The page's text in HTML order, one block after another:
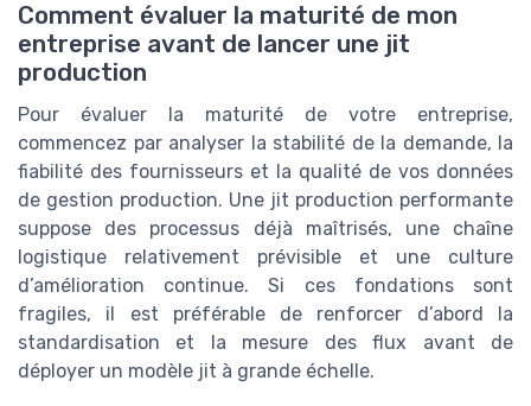
Comment évaluer la maturité de mon
entreprise avant de lancer une jit
production
Pour évaluer la maturité de votre entreprise,
commencez par analyser la stabilité de la demande, la
fiabilité des fournisseurs et la qualité de vos données
de gestion production. Une jit production performante
suppose des processus déjà maîtrisés, une chaîne
logistique relativement prévisible et une culture
d’amélioration continue. Si ces fondations sont
fragiles, il est préférable de renforcer d’abord la
standardisation et la mesure des flux avant de
déployer un modèle jit à grande échelle.